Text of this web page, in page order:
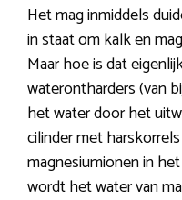
Het mag inmiddels
in staat om kalk en
Maar hoe is dat
waterontharders (van
het water door het
cilinder met
magnesiumionen in
wordt het water van